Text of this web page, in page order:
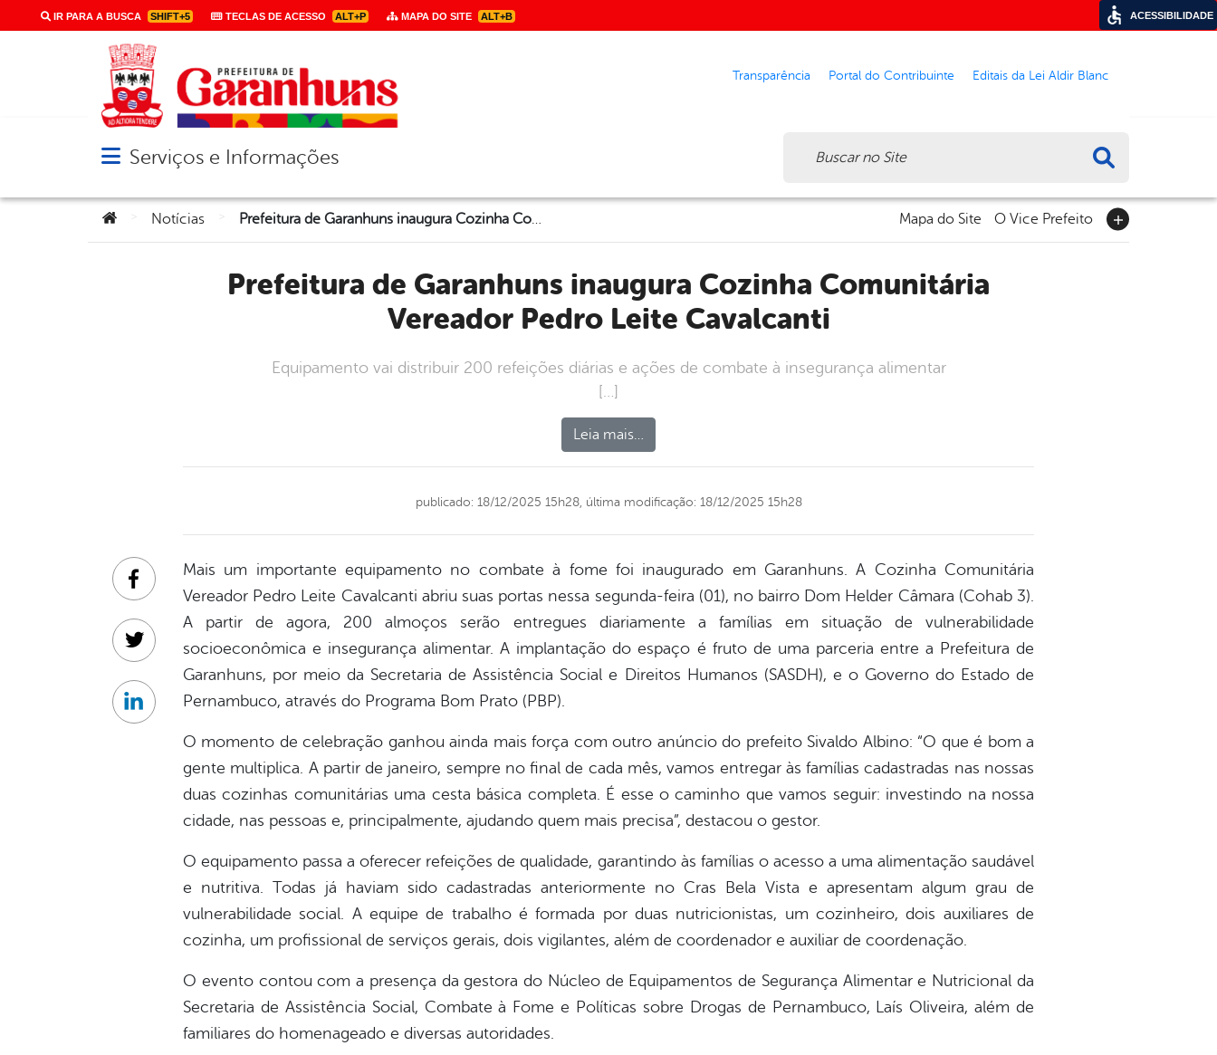
IR PARA A BUSCA SHIFT+5 TECLAS DE ACESSO ALT+P MAPA DO SITE ALT+B
Transparência Portal do Contribuinte Editais da Lei Aldir Blanc
Abrir menu principal de navegação
Serviços e Informações
Você está aqui:
Notícias Prefeitura de Garanhuns inaugura Cozinha Comunitária Vereador Pedro Leite Cavalcanti Mapa do Site O Vice Prefeito
Prefeitura de Garanhuns inaugura Cozinha Comunitária
Vereador Pedro Leite Cavalcanti
Equipamento vai distribuir 200 refeições diárias e ações de combate à insegurança alimentar
[…]
Leia mais…
publicado: 18/12/2025 15h28, última modificação: 18/12/2025 15h28
Mais um importante equipamento no combate à fome foi inaugurado em Garanhuns. A Cozinha Comunitária
Vereador Pedro Leite Cavalcanti abriu suas portas nessa segunda-feira (01), no bairro Dom Helder Câmara (Cohab 3).
A partir de agora, 200 almoços serão entregues diariamente a famílias em situação de vulnerabilidade
socioeconômica e insegurança alimentar. A implantação do espaço é fruto de uma parceria entre a Prefeitura de
Garanhuns, por meio da Secretaria de Assistência Social e Direitos Humanos (SASDH), e o Governo do Estado de
Pernambuco, através do Programa Bom Prato (PBP).
O momento de celebração ganhou ainda mais força com outro anúncio do prefeito Sivaldo Albino: “O que é bom a
gente multiplica. A partir de janeiro, sempre no final de cada mês, vamos entregar às famílias cadastradas nas nossas
duas cozinhas comunitárias uma cesta básica completa. É esse o caminho que vamos seguir: investindo na nossa
cidade, nas pessoas e, principalmente, ajudando quem mais precisa”, destacou o gestor.
O equipamento passa a oferecer refeições de qualidade, garantindo às famílias o acesso a uma alimentação saudável
e nutritiva. Todas já haviam sido cadastradas anteriormente no Cras Bela Vista e apresentam algum grau de
vulnerabilidade social. A equipe de trabalho é formada por duas nutricionistas, um cozinheiro, dois auxiliares de
cozinha, um profissional de serviços gerais, dois vigilantes, além de coordenador e auxiliar de coordenação.
O evento contou com a presença da gestora do Núcleo de Equipamentos de Segurança Alimentar e Nutricional da
Secretaria de Assistência Social, Combate à Fome e Políticas sobre Drogas de Pernambuco, Laís Oliveira, além de
familiares do homenageado e diversas autoridades.
Facebook
Twitter
Linkedin
ACESSIBILIDADE